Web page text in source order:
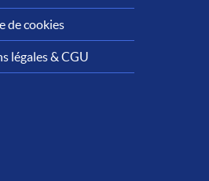
de cookies
légales & CGU